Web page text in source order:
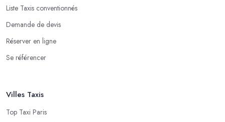
Liste Taxis conventionnés
Demande de devis
Réserver en ligne
Se référencer
Villes Taxis
Top Taxi Paris